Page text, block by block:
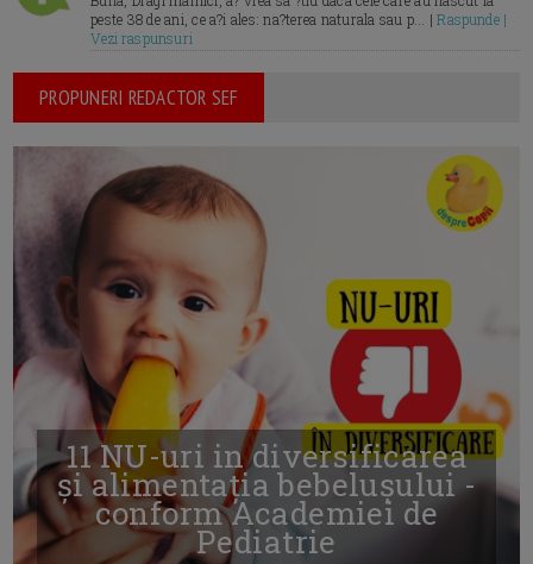
peste 38 de ani, ce a?i ales: na?terea naturala sau p... |Raspunde |
Vezi raspunsuri
PROPUNERI REDACTOR SEF
11 NU-uri in diversificarea
și alimentația bebelușului -
conform Academiei de
Pediatrie